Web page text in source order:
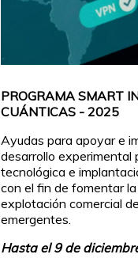
PROGRAMA SMART
CUÁNTICAS - 2025
Ayudas para apoyar e
desarrollo experimental
tecnológica e
con el fin de fomentar
explotación comercial
emergentes.
Hasta el 9 de